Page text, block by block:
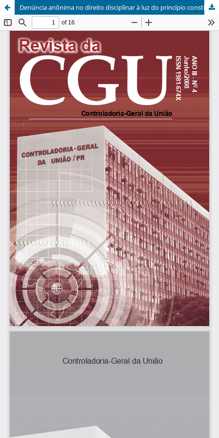
Denúncia anônima no direito disciplinar à luz do princípio constitucional da vedação ao anonimato